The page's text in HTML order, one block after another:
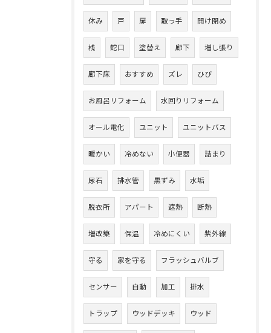
休み 戸 扉 取っ手 開け閉め
桟 蛇口 塗替え 廊下 増し張り
廊下床 おすすめ ズレ ひび
お風呂リフォーム 水回りリフォーム
オール電化 ユニット ユニットバス
暖かい 冷めない 小便器 詰まり
尿石 排水管 黒ずみ 水垢
脱衣所 アパート 遮熱 断熱
増改築 保温 冷めにくい 紫外線
守る 家を守る フラッシュバルブ
センサー 自動 加工 排水
トラップ ウッドデッキ ウッド